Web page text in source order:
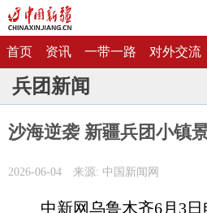
首页 资讯 一带一路 对外交流
兵团新闻
沙海逆袭 新疆兵团小镇
2026-06-04 来源: 中国新闻网
中新网乌鲁木齐6月3日